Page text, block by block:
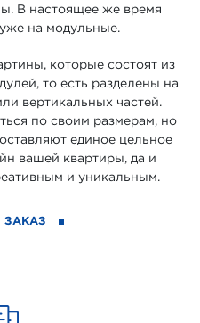
В настоящее же время
на модульные.
которые состоят из
то есть разделены на
вертикальных частей.
по своим размерам, но
единое цельное
вашей квартиры, да и
и уникальным.
ЗАКАЗ